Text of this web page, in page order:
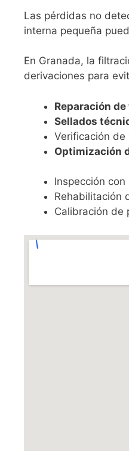
Las pérdidas no
interna pequeña
En Granada, la
derivaciones para
Reparación
Sellados
Verificación de
Optimización
Inspección con
Rehabilitación
Calibración de